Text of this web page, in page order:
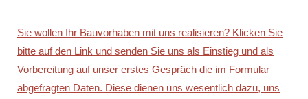
Sie wollen Ihr Bauvorhaben mit uns realisieren? Klicken Sie
bitte auf den Link und senden Sie uns als Einstieg und als
Vorbereitung auf unser erstes Gespräch die im Formular
abgefragten Daten. Diese dienen uns wesentlich dazu, uns